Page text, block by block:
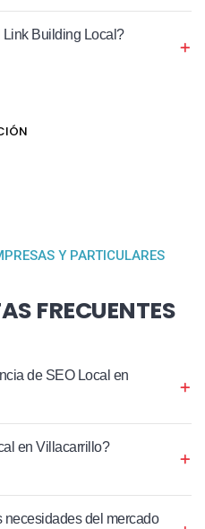
Building Local?
Y PARTICULARES
FRECUENTES
de SEO Local en
en Villacarrillo?
del mercado